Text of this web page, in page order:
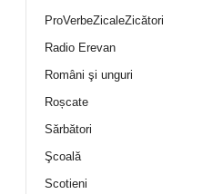
ProVerbeZicaleZicători
Radio Erevan
Români şi unguri
Roșcate
Sărbători
Şcoală
Scotieni